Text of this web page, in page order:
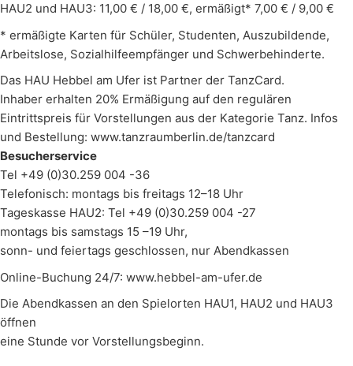
HAU2 und HAU3: 11,00 € / 18,00 €, ermäßigt* 7,00 € / 9,00 €
* ermäßigte Karten für Schüler, Studenten, Auszubildende,
Arbeitslose, Sozialhilfeempfänger und Schwerbehinderte.
Das HAU Hebbel am Ufer ist Partner der TanzCard.
Inhaber erhalten 20% Ermäßigung auf den regulären
Eintrittspreis für Vorstellungen aus der Kategorie Tanz. Infos
und Bestellung: www.tanzraumberlin.de/tanzcard
Besucherservice
Tel +49 (0)30.259 004 -36
Telefonisch: montags bis freitags 12–18 Uhr
Tageskasse HAU2: Tel +49 (0)30.259 004 -27
montags bis samstags 15 –19 Uhr,
sonn- und feiertags geschlossen, nur Abendkassen
Online-Buchung 24/7: www.hebbel-am-ufer.de
Die Abendkassen an den Spielorten HAU1, HAU2 und HAU3
öffnen
eine Stunde vor Vorstellungsbeginn.